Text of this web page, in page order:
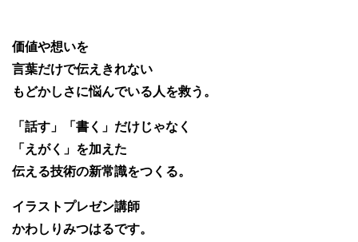
価値や想いを
言葉だけで伝えきれない
もどかしさに悩んでいる人を救う。
「話す」「書く」だけじゃなく
「えがく」を加えた
伝える技術の新常識をつくる。
イラストプレゼン講師
かわしりみつはるです。